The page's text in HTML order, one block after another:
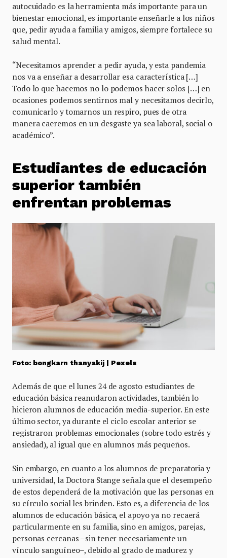
autocuidado es la herramienta más importante para un
bienestar emocional, es importante enseñarle a los niños
que, pedir ayuda a familia y amigos, siempre fortalece su
salud mental.
“Necesitamos aprender a pedir ayuda, y esta pandemia
nos va a enseñar a desarrollar esa característica […]
Todo lo que hacemos no lo podemos hacer solos […] en
ocasiones podemos sentirnos mal y necesitamos decirlo,
comunicarlo y tomarnos un respiro, pues de otra
manera caeremos en un desgaste ya sea laboral, social o
académico”.
Estudiantes de educación
superior también
enfrentan problemas
Foto: bongkarn thanyakij | Pexels
Además de que el lunes 24 de agosto estudiantes de
educación básica reanudaron actividades, también lo
hicieron alumnos de educación media-superior. En este
último sector, ya durante el ciclo escolar anterior se
registraron problemas emocionales (sobre todo estrés y
ansiedad), al igual que en alumnos más pequeños.
Sin embargo, en cuanto a los alumnos de preparatoria y
universidad, la Doctora Stange señala que el desempeño
de estos dependerá de la motivación que las personas en
su círculo social les brinden. Esto es, a diferencia de los
alumnos de educación básica, el apoyo ya no recaerá
particularmente en su familia, sino en amigos, parejas,
personas cercanas –sin tener necesariamente un
vínculo sanguíneo–, debido al grado de madurez y